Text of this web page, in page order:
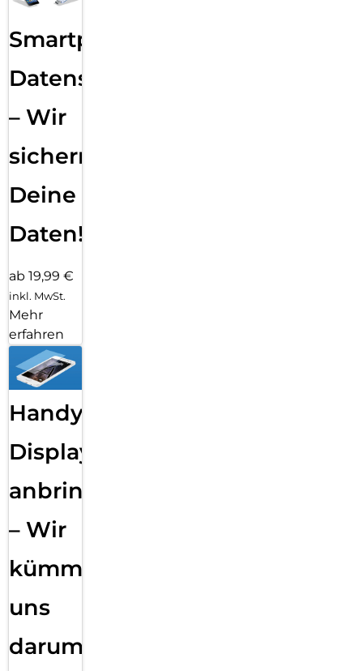
Smartphone
Datensicherung
– Wir
sichern
Deine
Daten!
ab 19,99 €
inkl. MwSt.
Mehr
erfahren
Handy
Displayfolie
anbringen
– Wir
kümmern
uns
darum!